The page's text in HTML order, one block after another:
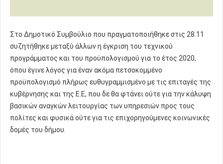
Στο Δημοτικό Συμβούλιο που πραγματοποιήθηκε στις 28.11
συζητήθηκε μεταξύ άλλων η έγκριση του τεχνικού
προγράμματος και του προϋπολογισμού για το έτος 2020,
όπου έγινε λόγος για έναν ακόμα πετσοκομμένο
προϋπολογισμό πλήρως ευθυγραμμισμένο με τις επιταγές της
κυβέρνησης και της Ε.Ε, που δε θα φτάνει ούτε για την κάλυψη
βασικών αναγκών λειτουργίας των υπηρεσιών προς τους
πολίτες και φυσικά ούτε για τις επιχορηγούμενες κοινωνικές
δομές του δήμου.